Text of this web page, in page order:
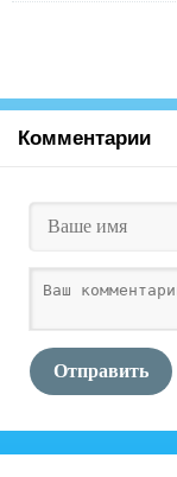
Комментарии
Отправить